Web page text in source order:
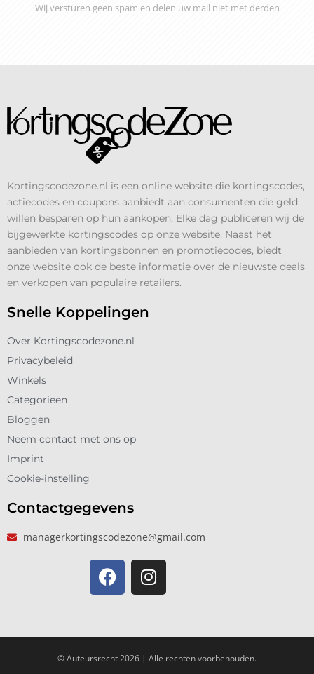
Wij versturen geen spam en delen uw mail niet met derden
Kortingscodezone.nl is een online website die kortingscodes,
actiecodes en coupons aanbiedt aan consumenten die geld
willen besparen op hun aankopen. Elke dag publiceren wij de
bijgewerkte kortingscodes op onze website. Naast het
aanbieden van kortingsbonnen en promotiecodes, biedt
onze website ook de beste informatie over de nieuwste deals
en verkopen van populaire retailers.
Snelle Koppelingen
Over Kortingscodezone.nl
Privacybeleid
Winkels
Categorieen
Bloggen
Neem contact met ons op
Imprint
Cookie-instelling
Contactgegevens
managerkortingscodezone@gmail.com
© Auteursrecht 2026 | Alle rechten voorbehouden.